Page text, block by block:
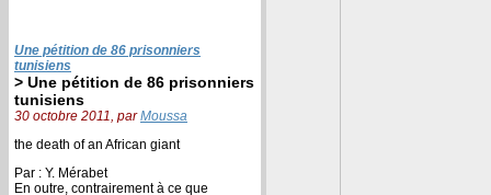
Une pétition de 86 prisonniers
tunisiens
> Une pétition de 86 prisonniers
tunisiens
30 octobre 2011, parMoussa
the death of an African giant
Par : Y. Mérabet
En outre, contrairement à ce que